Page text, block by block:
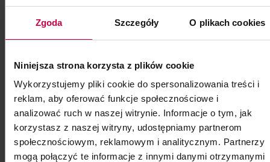
Zgoda Szczegóły O plikach cookies
Niniejsza strona korzysta z plików cookie
Wykorzystujemy pliki cookie do spersonalizowania treści i
reklam, aby oferować funkcje społecznościowe i
analizować ruch w naszej witrynie. Informacje o tym, jak
korzystasz z naszej witryny, udostępniamy partnerom
społecznościowym, reklamowym i analitycznym. Partnerzy
mogą połączyć te informacje z innymi danymi otrzymanymi